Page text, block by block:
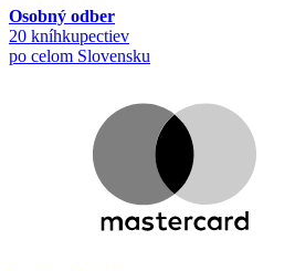
Osobný odber
20 kníhkupectiev
po celom Slovensku